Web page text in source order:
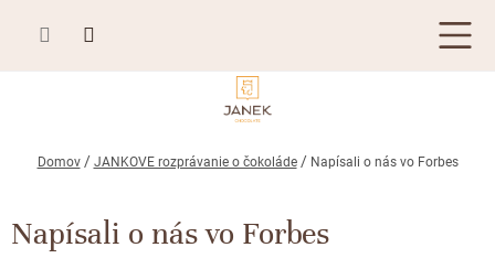
TABUĽKOVÁ ČOKOLÁDA
Mliečna čokoláda
Bonboniéry
ČOKOLÁDOVÉ ŠPECIALITY
Domov JANKOVE rozprávanie o čokoláde Napísali o nás vo Forbes
Napísali o nás vo Forbes